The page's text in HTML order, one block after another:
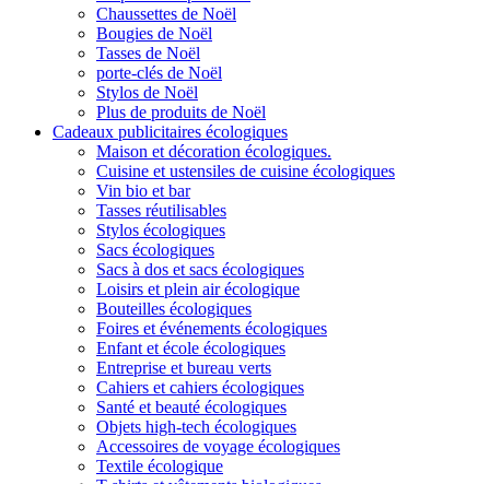
Chaussettes de Noël
Bougies de Noël
Tasses de Noël
porte-clés de Noël
Stylos de Noël
Plus de produits de Noël
Cadeaux publicitaires écologiques
Maison et décoration écologiques.
Cuisine et ustensiles de cuisine écologiques
Vin bio et bar
Tasses réutilisables
Stylos écologiques
Sacs écologiques
Sacs à dos et sacs écologiques
Loisirs et plein air écologique
Bouteilles écologiques
Foires et événements écologiques
Enfant et école écologiques
Entreprise et bureau verts
Cahiers et cahiers écologiques
Santé et beauté écologiques
Objets high-tech écologiques
Accessoires de voyage écologiques
Textile écologique